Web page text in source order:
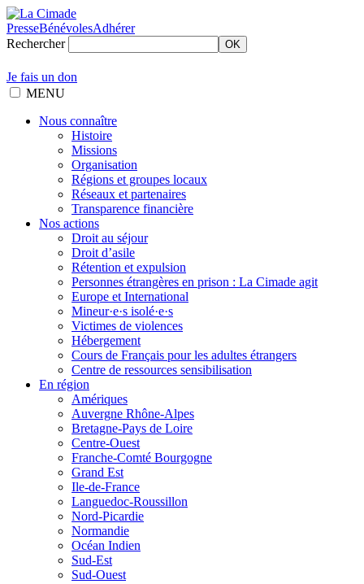
PresseBénévolesAdhérer
Rechercher
OK
Je fais un don
MENU
Nous connaître
Histoire
Missions
Organisation
Régions et groupes locaux
Réseaux et partenaires
Transparence financière
Nos actions
Droit au séjour
Droit d’asile
Rétention et expulsion
Personnes étrangères en prison : La Cimade agit
Europe et International
Mineur·e·s isolé·e·s
Victimes de violences
Hébergement
Cours de Français pour les adultes étrangers
Centre de ressources sensibilisation
En région
Amériques
Auvergne Rhône-Alpes
Bretagne-Pays de Loire
Centre-Ouest
Franche-Comté Bourgogne
Grand Est
Ile-de-France
Languedoc-Roussillon
Nord-Picardie
Normandie
Océan Indien
Sud-Est
Sud-Ouest